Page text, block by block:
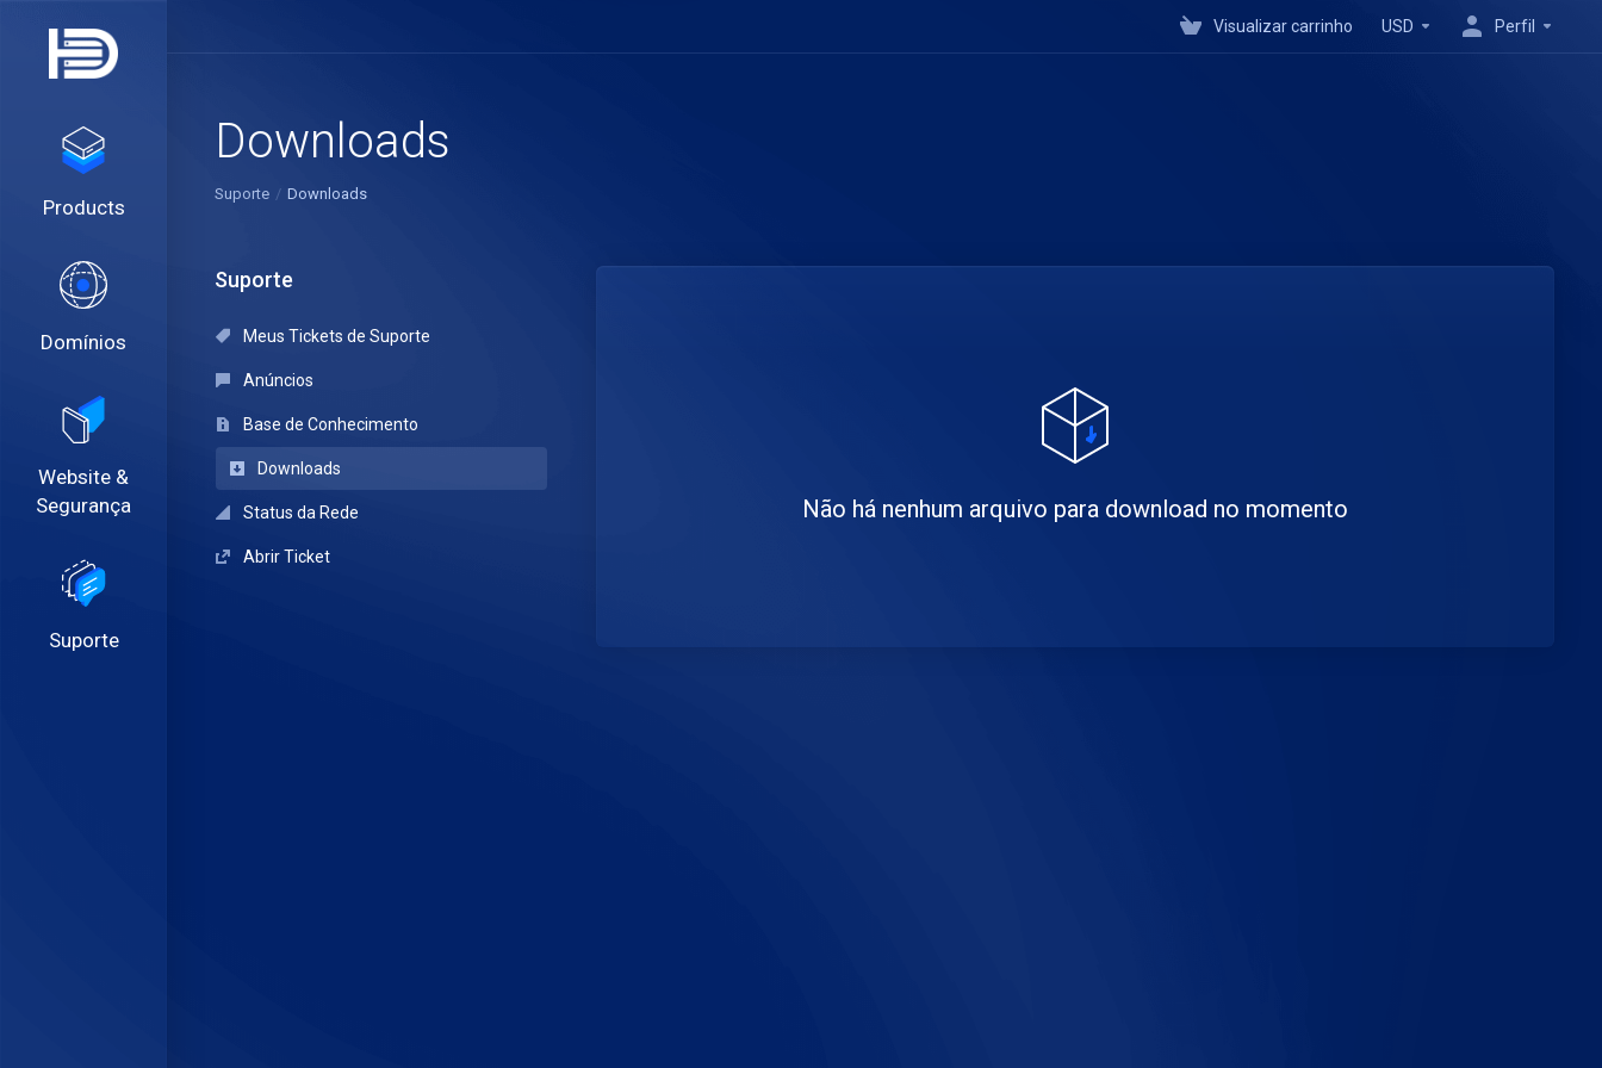
Products
Domínios
Website &
Segurança
Suporte
Visualizar carrinho USD Perfil
Downloads
Suporte Downloads
Suporte
Meus Tickets de Suporte
Anúncios
Base de Conhecimento
Downloads
Status da Rede
Abrir Ticket
Não há nenhum arquivo para download no momento